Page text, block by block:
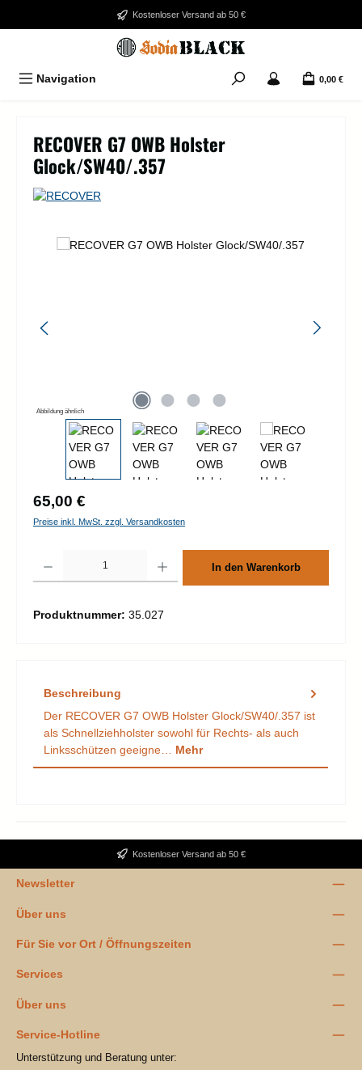
Zum Hauptinhalt springenKostenloser Versand ab 50 €
Navigation 0,00 €
RECOVER G7 OWB Holster
Glock/SW40/.357
Bildergalerie überspringen
Abbildung ähnlich
Regulärer Preis:
65,00 €
Preise inkl. MwSt. zzgl. Versandkosten
In den Warenkorb
Produktnummer: 35.027
Beschreibung
Der RECOVER G7 OWB Holster Glock/SW40/.357 ist
als Schnellziehholster sowohl für Rechts- als auch
Linksschützen geeigne… Mehr
Kostenloser Versand ab 50 €
Newsletter
Über uns
Für Sie vor Ort / Öffnungszeiten
Services
Über uns
Service-Hotline
Unterstützung und Beratung unter: